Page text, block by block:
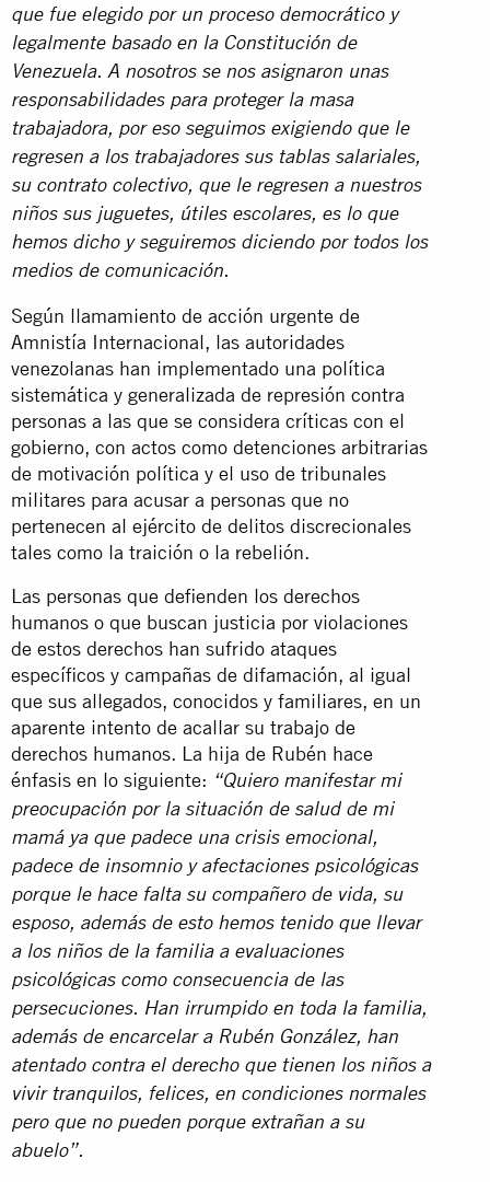
que fue elegido por un proceso democrático y
legalmente basado en la Constitución de
Venezuela. A nosotros se nos asignaron unas
responsabilidades para proteger la masa
trabajadora, por eso seguimos exigiendo que le
regresen a los trabajadores sus tablas salariales,
su contrato colectivo, que le regresen a nuestros
niños sus juguetes, útiles escolares, es lo que
hemos dicho y seguiremos diciendo por todos los
medios de comunicación.
Según llamamiento de acción urgente de
Amnistía Internacional, las autoridades
venezolanas han implementado una política
sistemática y generalizada de represión contra
personas a las que se considera críticas con el
gobierno, con actos como detenciones arbitrarias
de motivación política y el uso de tribunales
militares para acusar a personas que no
pertenecen al ejército de delitos discrecionales
tales como la traición o la rebelión.
Las personas que defienden los derechos
humanos o que buscan justicia por violaciones
de estos derechos han sufrido ataques
específicos y campañas de difamación, al igual
que sus allegados, conocidos y familiares, en un
aparente intento de acallar su trabajo de
derechos humanos. La hija de Rubén hace
énfasis en lo siguiente: “Quiero manifestar mi
preocupación por la situación de salud de mi
mamá ya que padece una crisis emocional,
padece de insomnio y afectaciones psicológicas
porque le hace falta su compañero de vida, su
esposo, además de esto hemos tenido que llevar
a los niños de la familia a evaluaciones
psicológicas como consecuencia de las
persecuciones. Han irrumpido en toda la familia,
además de encarcelar a Rubén González, han
atentado contra el derecho que tienen los niños a
vivir tranquilos, felices, en condiciones normales
pero que no pueden porque extrañan a su
abuelo”.